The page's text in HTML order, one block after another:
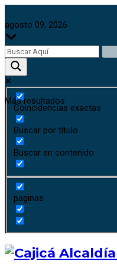
agosto 09, 2026
Más resultados
Coincidencias exactas
Buscar por título
Buscar en contenido
paginas